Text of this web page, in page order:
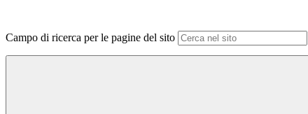
Campo di ricerca per le pagine del sito